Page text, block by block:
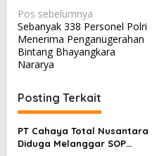
N
a
v
i
g
a
s
i
Pos sebelumnya
Sebanyak 338 Personel Polri
Menerima Penganugerahan
Bintang Bhayangkara
Nararya
Posting Terkait
PT Cahaya Total Nusantara
Diduga Melanggar SOP